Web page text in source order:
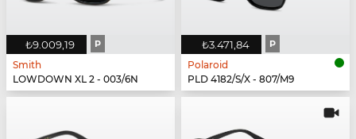
₺9.009,19 P
Smith
LOWDOWN XL 2 - 003/6N
₺3.471,84 P
Polaroid
PLD 4182/S/X - 807/M9